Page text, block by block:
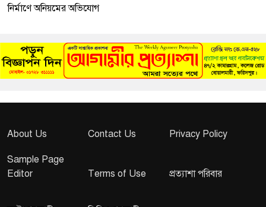
নির্মাণে অনিয়মের অভিযোগ
About Us Contact Us Privacy Policy
Sample Page
Editor
Terms of Use প্রত্যাশা পরিবার